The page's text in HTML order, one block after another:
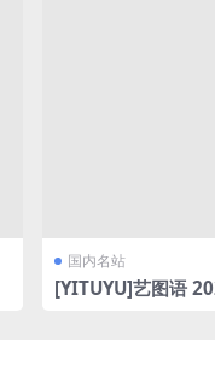
国内名站
[YITUYU]艺图语